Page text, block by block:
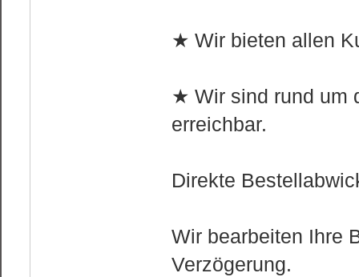
★ Wir bieten allen
★ Wir sind rund um
erreichbar.
Direkte
Wir bearbeiten Ihre
Verzögerung.